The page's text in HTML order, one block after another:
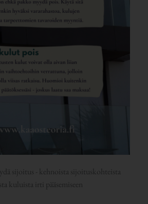
sijoitus - kehnoista sijoituskohteista
kuluista irti pääsemiseen